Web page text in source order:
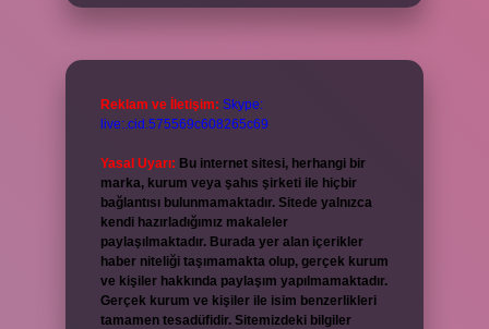
Reklam ve İletişim: Skype:
live:.cid.575569c608265c69
Yasal Uyarı: Bu internet sitesi, herhangi bir
marka, kurum veya şahıs şirketi ile hiçbir
bağlantısı bulunmamaktadır. Sitede yalnızca
kendi hazırladığımız makaleler
paylaşılmaktadır. Burada yer alan içerikler
haber niteliği taşımamakta olup, gerçek kurum
ve kişiler hakkında paylaşım yapılmamaktadır.
Gerçek kurum ve kişiler ile isim benzerlikleri
tamamen tesadüfidir. Sitemizdeki bilgiler